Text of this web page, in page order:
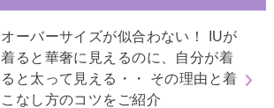
オーバーサイズが似合わない！ IUが
着ると華奢に見えるのに、自分が着
ると太って見える・・ その理由と着
こなし方のコツをご紹介